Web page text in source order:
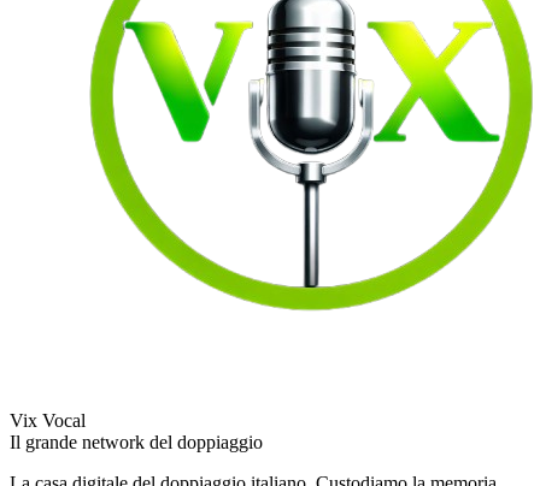
Vix Vocal
Il grande network del doppiaggio